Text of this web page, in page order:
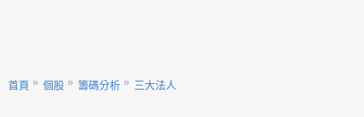
首頁 個股 籌碼分析 三大法人